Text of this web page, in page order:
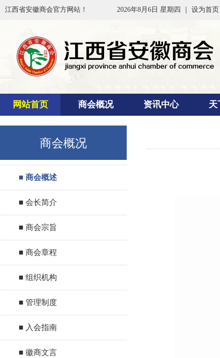
江西省安徽商会官方网站！ 2026年8月6日 星期四 ｜ 设为首页
网站首页 商会概况 资讯中心 天
商会概况
■ 商会概述
■ 会长简介
■ 商会宗旨
■ 商会章程
■ 组织机构
■ 管理制度
■ 入会指南
■ 徽商文言